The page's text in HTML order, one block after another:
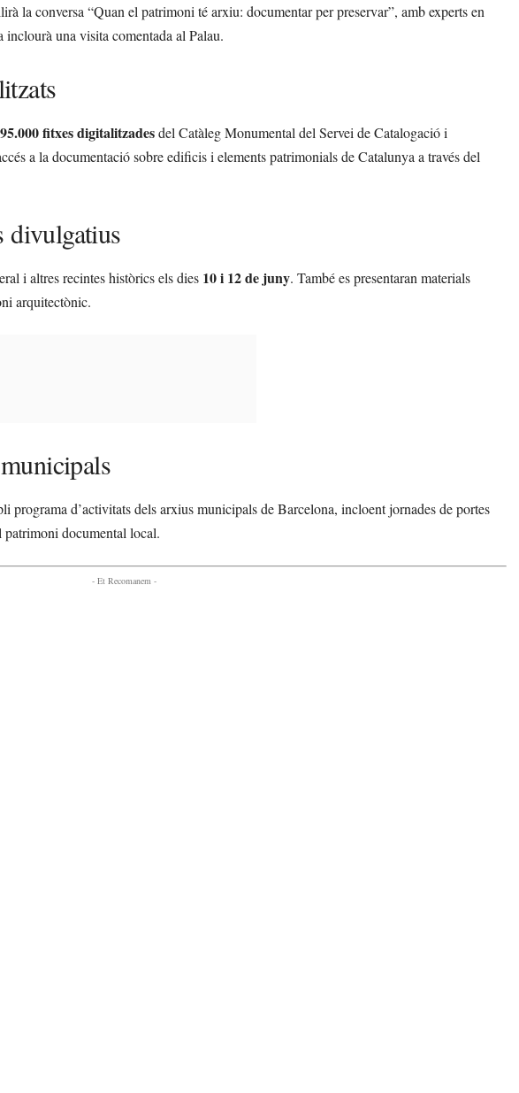
la conversa “Quan el patrimoni té arxiu: documentar per preservar”, amb experts en
una visita comentada al Palau.
95.000 fitxes digitalitzadesdel Catàleg Monumental del Servei de Catalogació i
a la documentació sobre edificis i elements patrimonials de Catalunya a través del
divulgatius
i altres recintes històrics els dies 10 i 12 de juny. També es presentaran materials
arquitectònic.
programa d’activitats dels arxius municipals de Barcelona, incloent jornades de portes
patrimoni documental local.
- Et Recomanem -